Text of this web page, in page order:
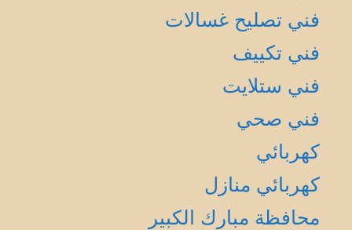
فني تصليح غسالات
فني تكييف
فني ستلايت
فني صحي
كهربائي
كهربائي منازل
محافظة مبارك الكبير